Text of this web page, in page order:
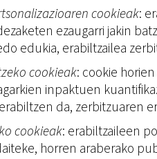
cookieak:
ezaugarri jakin
edukia, erabiltzailea
cookieak: cookie
inpaktuen
da, zerbitzuaren
cookieak: erabiltzaileen
horren araberako